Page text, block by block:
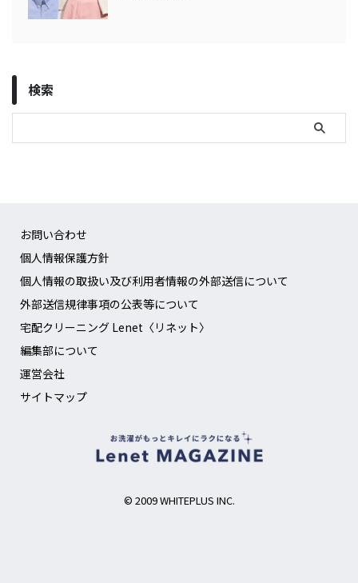
検索
お問い合わせ
個人情報保護方針
個人情報の取扱い及び利用者情報の外部送信について
外部送信規律事項の公表等について
宅配クリーニング Lenet〈リネット〉
編集部について
運営会社
サイトマップ
© 2009 WHITEPLUS INC.